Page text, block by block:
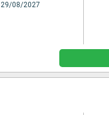
29/08/2027